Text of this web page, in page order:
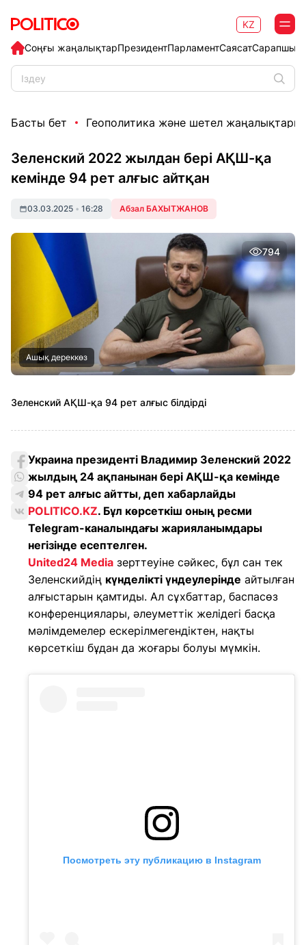
Соңғы жаңалықтарПрезидентПарламентСаясат
KZ
Басты бет Геополитика және шетел жаңалықтары
Зеленский 2022 жылдан бері АҚШ-қа
кемінде 94 рет алғыс айтқан
03.03.2025 • 16:28 Абзал БАХЫТЖАНОВ
794
Ашық дереккөз
Зеленский АҚШ-қа 94 рет алғыс білдірді
Украина президенті Владимир Зеленский 2022
жылдың 24 ақпанынан бері АҚШ-қа кемінде
94 рет алғыс айтты, деп хабарлайды
POLITICO.KZ. Бұл көрсеткіш оның ресми
Telegram-каналындағы жарияланымдары
негізінде есептелген.
United24 Media зерттеуіне сәйкес, бұл сан тек
Зеленскийдің күнделікті үндеулерінде айтылған
алғыстарын қамтиды. Ал сұхбаттар, баспасөз
конференциялары, әлеуметтік желідегі басқа
мәлімдемелер ескерілмегендіктен, нақты
көрсеткіш бұдан да жоғары болуы мүмкін.
Посмотреть эту публикацию в Instagram